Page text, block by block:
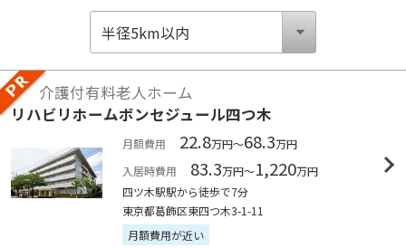
介護付有料老人ホーム
リハビリホームボンセジュール四つ木
月額費用 22.8万円～68.3万円
入居時費用
83.3万円～1,220万円
四ツ木駅駅から徒歩で7分
東京都葛飾区東四つ木3-1-11
月額費用が近い